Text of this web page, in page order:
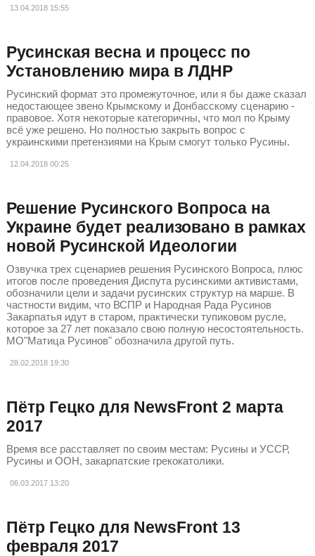
13.04.2018 15:55
Русинская весна и процесс по
Установлению мира в ЛДНР
Русинский формат это промежуточное, или я бы даже сказал
недостающее звено Крымскому и Донбасскому сценарию -
правовое. Хотя некоторые категоричны, что мол по Крыму
всё уже решено. Но полностью закрыть вопрос с
украинскими претензиями на Крым смогут только Русины.
12.04.2018 00:25
Решение Русинского Вопроса на
Украине будет реализовано в рамках
новой Русинской Идеологии
Озвучка трех сценариев решения Русинского Вопроса, плюс
итогов после проведения Диспута русинскими активистами,
обозначили цели и задачи русинских структур на марше. В
частности видим, что ВСПР и Народная Рада Русинов
Закарпатья идут в старом, практически тупиковом русле,
которое за 27 лет показало свою полную несостоятельность.
МО"Матица Русинов" обозначила другой путь.
28.02.2018 19:30
Пётр Гецко для NewsFront 2 марта
2017
Время все расставляет по своим местам: Русины и УССР,
Русины и ООН, закарпатские грекокатолики.
06.03.2017 13:20
Пётр Гецко для NewsFront 13
февраля 2017